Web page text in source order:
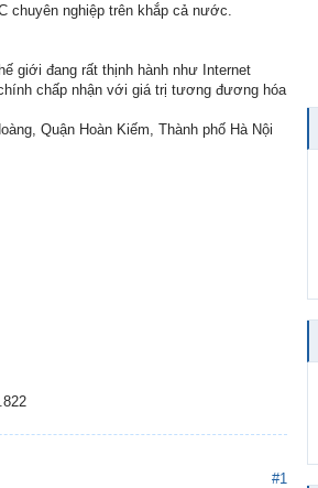
chuyên nghiệp trên khắp cả nước.
giới đang rất thịnh hành như Internet
chấp nhận với giá trị tương đương hóa
Quận Hoàn Kiếm, Thành phố Hà Nội
#1